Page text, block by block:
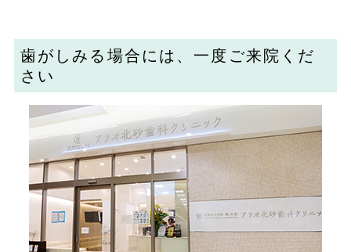
歯がしみる場合には、一度ご来院くだ
さい